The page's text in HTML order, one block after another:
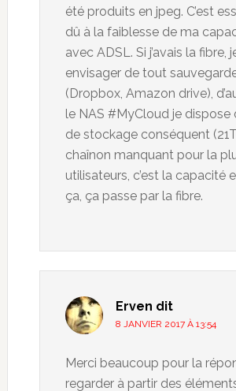
été produits en jpeg. C’est
dû à la faiblesse de ma
avec ADSL. Si j’avais la fibre,
envisager de tout
(Dropbox, Amazon drive),
le NAS #MyCloud je dispose
de stockage conséquent
chaînon manquant pour la
utilisateurs, c’est la capacité
ça, ça passe par la fibre.
Erven dit
8 JANVIER 2017 À 13:54
Merci beaucoup pour la
regarder à partir des